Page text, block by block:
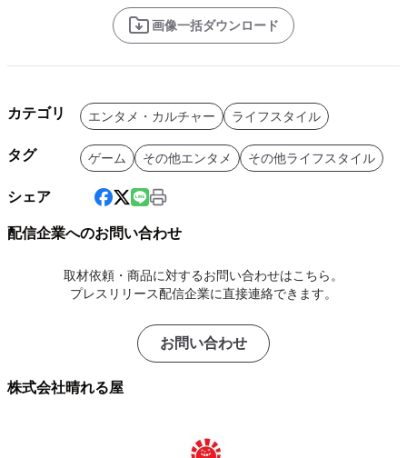
画像一括ダウンロード
カテゴリ エンタメ・カルチャー ライフスタイル
タグ ゲーム その他エンタメ その他ライフスタイル
シェア
配信企業へのお問い合わせ
取材依頼・商品に対するお問い合わせはこちら。
プレスリリース配信企業に直接連絡できます。
お問い合わせ
株式会社晴れる屋